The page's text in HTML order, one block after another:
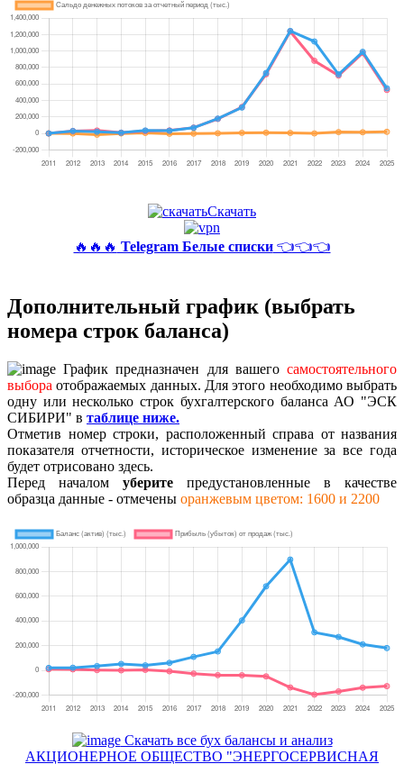
Скачать
🔥🔥🔥 Telegram Белые списки👈👈👈
Дополнительный график (выбрать
номера строк баланса)
График предназначен для вашего самостоятельного
выбора отображаемых данных. Для этого необходимо выбрать
одну или несколько строк бухгалтерского баланса АО "ЭСК
СИБИРИ" в таблице ниже.
Отметив номер строки, расположенный справа от названия
показателя отчетности, историческое изменение за все года
будет отрисовано здесь.
Перед началом уберите предустановленные в качестве
образца данные - отмечены оранжевым цветом: 1600 и 2200
Скачать все бух балансы и анализ
АКЦИОНЕРНОЕ ОБЩЕСТВО "ЭНЕРГОСЕРВИСНАЯ